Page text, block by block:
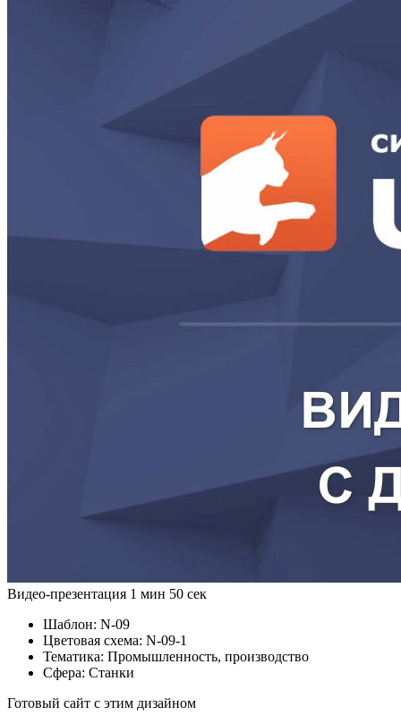
Видео-презентация 1 мин 50 сек
Шаблон: N-09
Цветовая схема: N-09-1
Тематика: Промышленность, производство
Сфера: Станки
Готовый сайт с этим дизайном